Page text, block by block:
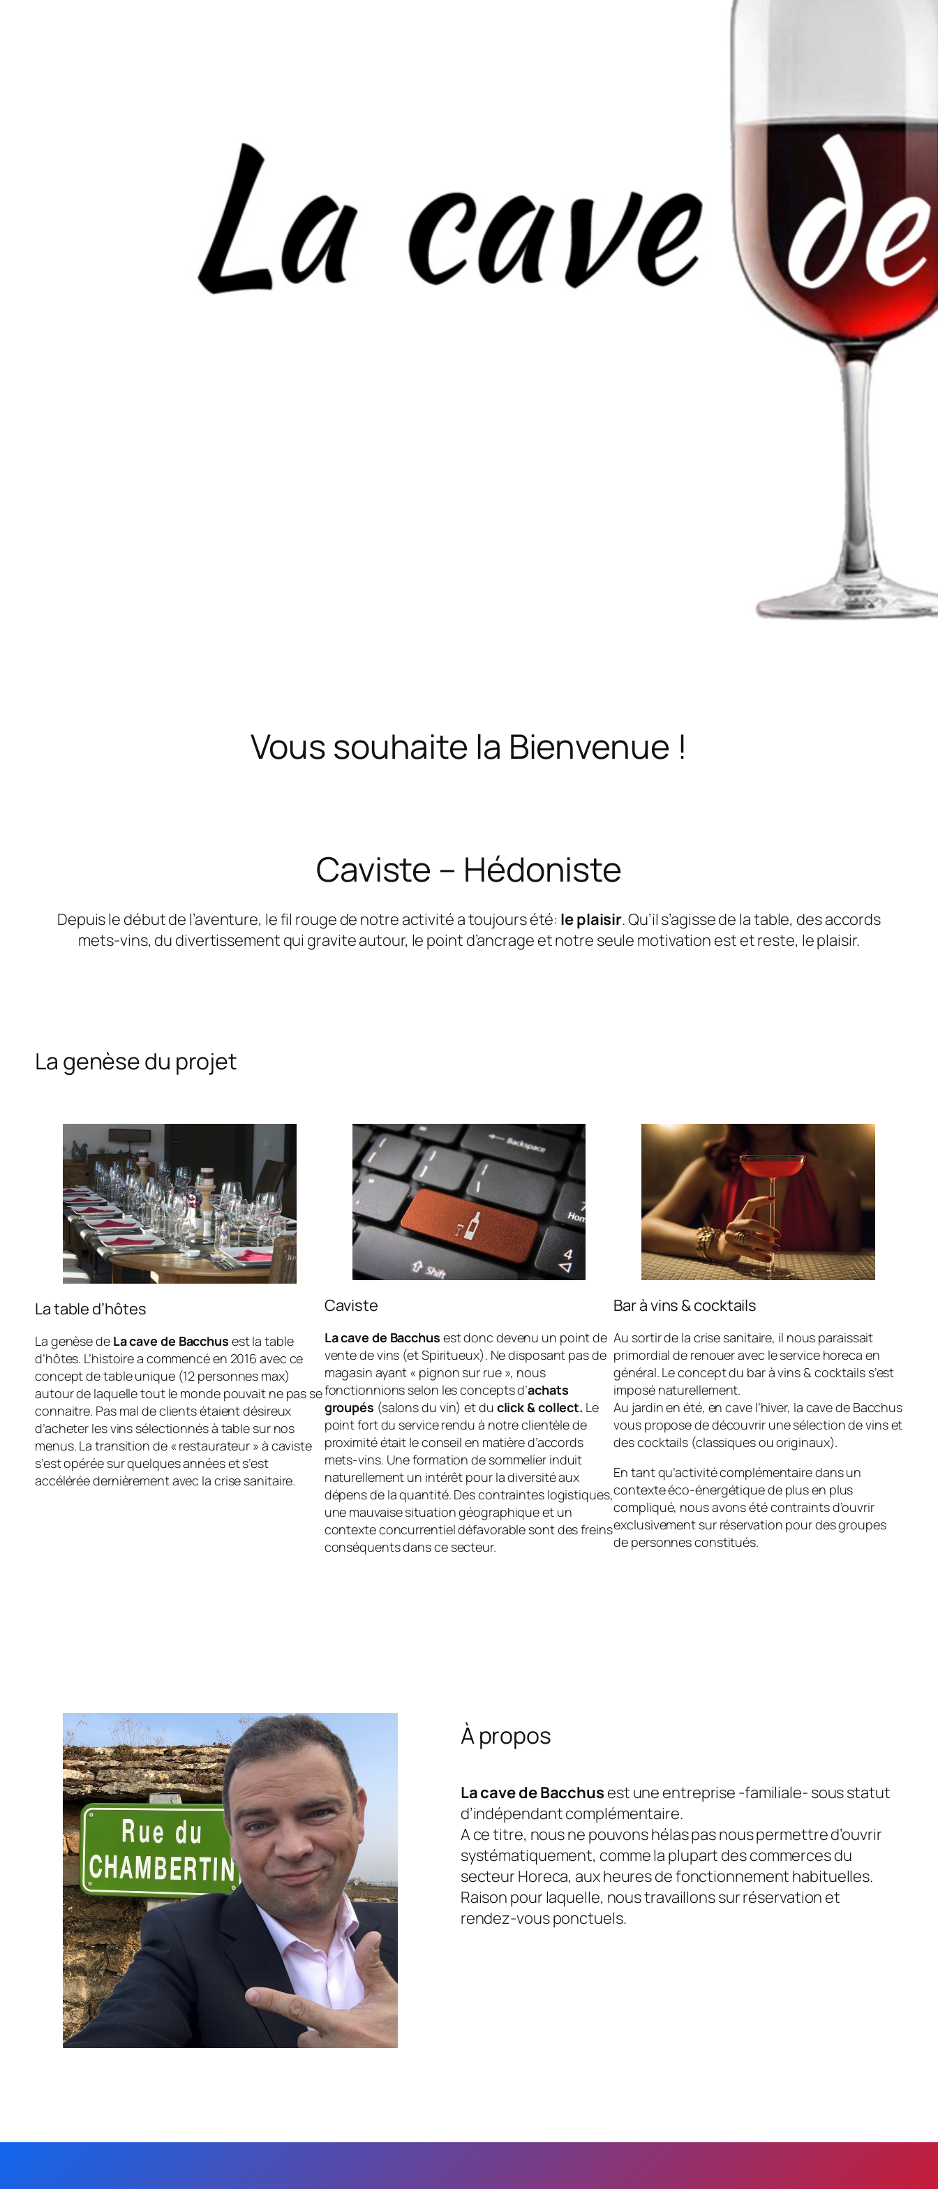
Vous souhaite la Bienvenue !
Caviste – Hédoniste
Depuis le début de l’aventure, le fil rouge de notre activité a toujours été: le plaisir. Qu’il s’agisse de la table, des accords
mets-vins, du divertissement qui gravite autour, le point d’ancrage et notre seule motivation est et reste, le plaisir.
La genèse du projet
La table d’hôtes
La genèse de La cave de Bacchus est la table
d’hôtes. L’histoire a commencé en 2016 avec ce
concept de table unique (12 personnes max)
autour de laquelle tout le monde pouvait ne pas se
connaitre. Pas mal de clients étaient désireux
d’acheter les vins sélectionnés à table sur nos
menus. La transition de « restaurateur » à caviste
s’est opérée sur quelques années et s’est
accélérée dernièrement avec la crise sanitaire.
Caviste
La cave de Bacchus est donc devenu un point de
vente de vins (et Spiritueux). Ne disposant pas de
magasin ayant « pignon sur rue », nous
fonctionnions selon les concepts d’achats
groupés (salons du vin) et du click & collect. Le
point fort du service rendu à notre clientèle de
proximité était le conseil en matière d’accords
mets-vins. Une formation de sommelier induit
naturellement un intérêt pour la diversité aux
dépens de la quantité. Des contraintes logistiques,
une mauvaise situation géographique et un
contexte concurrentiel défavorable sont des freins
conséquents dans ce secteur.
Bar à vins & cocktails
Au sortir de la crise sanitaire, il nous paraissait
primordial de renouer avec le service horeca en
général. Le concept du bar à vins & cocktails s’est
imposé naturellement.
Au jardin en été, en cave l’hiver, la cave de Bacchus
vous propose de découvrir une sélection de vins et
des cocktails (classiques ou originaux).
En tant qu’activité complémentaire dans un
contexte éco-énergétique de plus en plus
compliqué, nous avons été contraints d’ouvrir
exclusivement sur réservation pour des groupes
de personnes constitués.
À propos
La cave de Bacchus est une entreprise -familiale- sous statut
d’indépendant complémentaire.
A ce titre, nous ne pouvons hélas pas nous permettre d’ouvrir
systématiquement, comme la plupart des commerces du
secteur Horeca, aux heures de fonctionnement habituelles.
Raison pour laquelle, nous travaillons sur réservation et
rendez-vous ponctuels.